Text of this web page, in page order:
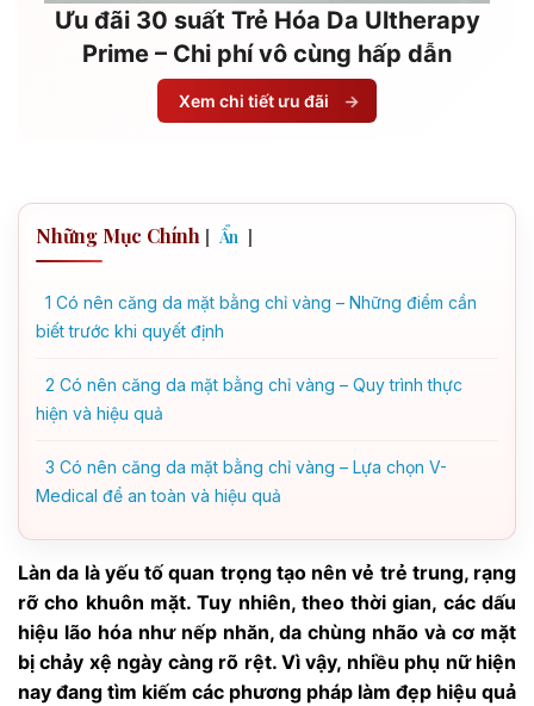
Ưu đãi 30 suất Trẻ Hóa Da Ultherapy
Prime – Chi phí vô cùng hấp dẫn
Xem chi tiết ưu đãi →
Những Mục Chính [ Ẩn ]
1 Có nên căng da mặt bằng chỉ vàng – Những điểm cần
biết trước khi quyết định
2 Có nên căng da mặt bằng chỉ vàng – Quy trình thực
hiện và hiệu quả
3 Có nên căng da mặt bằng chỉ vàng – Lựa chọn V-
Medical để an toàn và hiệu quả
Làn da là yếu tố quan trọng tạo nên vẻ trẻ trung, rạng
rỡ cho khuôn mặt. Tuy nhiên, theo thời gian, các dấu
hiệu lão hóa như nếp nhăn, da chùng nhão và cơ mặt
bị chảy xệ ngày càng rõ rệt. Vì vậy, nhiều phụ nữ hiện
nay đang tìm kiếm các phương pháp làm đẹp hiệu quả